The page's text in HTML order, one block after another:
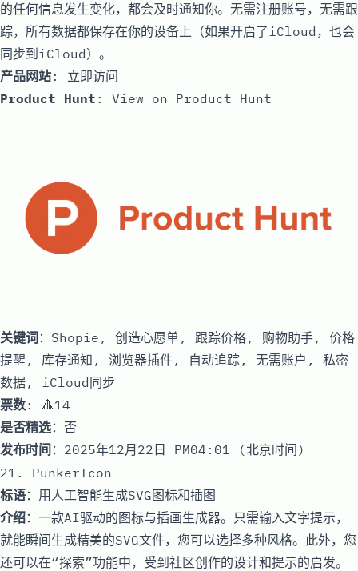
的任何信息发生变化，都会及时通知你。无需注册账号，无需跟
踪，所有数据都保存在你的设备上（如果开启了iCloud，也会
同步到iCloud）。
产品网站: 立即访问
Product Hunt : View on Product Hunt
关键词：Shopie, 创造心愿单, 跟踪价格, 购物助手, 价格
提醒, 库存通知, 浏览器插件, 自动追踪, 无需账户, 私密
数据, iCloud同步
票数: 🔺14
是否精选：否
发布时间 ：2025年12月22日 PM04:01 (北京时间)
21. PunkerIcon
标语：用人工智能生成SVG图标和插图
介绍：一款AI驱动的图标与插画生成器。只需输入文字提示，
就能瞬间生成精美的SVG文件，您可以选择多种风格。此外，您
还可以在“探索”功能中，受到社区创作的设计和提示的启发。